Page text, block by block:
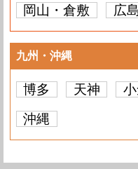
岡山・倉敷 広島
九州・沖縄
博多 天神
沖縄